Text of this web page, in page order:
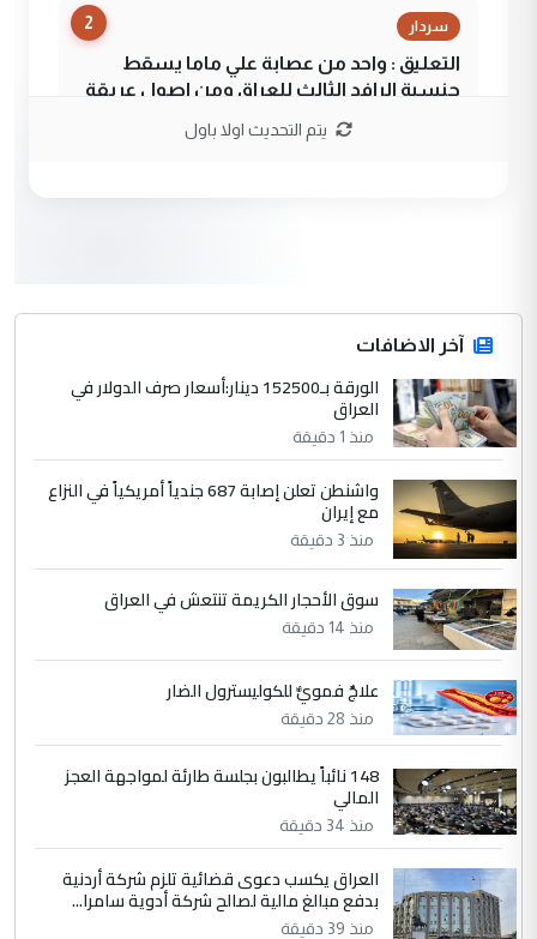
2 سردار
التعليق : واحد من عصابة علي ماما يسقط
جنسية الرافد الثالث للعراق ومن اصول عريقة
جنسية الرافد الثالث للعراق ومن اصول عريقة
ابا فرات ...
الموضوع :
الجواهري يرد على صدام حسين سل
مضجعيك يابن الزنا (نص كامل)
حيدر عاشور
التعليق : تحياتي لك استاذ حامدتركان. كلام
دقيق ومسؤول؛ فالاستثمار الحقيقي للإنسان
وثروات البلد يعتمد على الكفاءة ...
الموضوع :
بين الإهمال واغتصاب الأرض.. بلاد
الرافدين تعاني الجفاف والتصحر!!
علي
التعليق : هذه الزيارة تنفع لبنان، دون الشعب
العراقي، الذي احترق بحر الصيف، في حين
حكومة الزيدي ...
الموضوع :
نواف سلام في بغداد.. "الفيول" مقابل
تصدير النفط العراقي
يتم التحديث اولا باول
آخر الاضافات
الورقة بـ152500 دينار:أسعار صرف الدولار في
العراق
منذ 1 دقيقة
واشنطن تعلن إصابة 687 جندياً أمريكياً في النزاع
مع إيران
منذ 3 دقيقة
سوق الأحجار الكريمة تنتعش في العراق
منذ 14 دقيقة
علاجٌ فمويٌّ للكوليسترول الضار
منذ 28 دقيقة
148 نائباً يطالبون بجلسة طارئة لمواجهة العجز
المالي
منذ 34 دقيقة
العراق يكسب دعوى قضائية تلزم شركة أردنية
بدفع مبالغ مالية لصالح شركة أدوية سامرا...
منذ 39 دقيقة